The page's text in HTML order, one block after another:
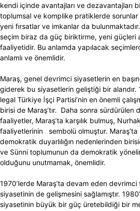
kendi içinde avantajları ve dezavantajları
toplumsal ve komplike pratiklerde
yeni fırsatlar ve imkanlar da
seçim biraz da güç biriktirme, yeni güçleri
faaliyetidir. Bu anlamda yapılacak
anlamlı ve önemlidir.
Maraş, genel devrimci siyasetlerin en
giderek bu siyasetlerin geliştiği bir alandır.
legal Türkiye İşçi Partisi’nin en önemli
birisi de Maraş’tır. Daha sonra sürdürülen
faaliyetler, Maraş’ta karşılık bulmuş,
faaliyetlerinin sembolü olmuştur.
demokratik duyarlılığın nedenlerinden
ve Sünni toplumunun da demokratik
olduğunu unutmamak, önemlidir.
1970’lerde Maraş’ta devam eden
siyasetinin de gelişmesini sağlamıştır.
siyasetinin büyük bir güç üretebildiği bir